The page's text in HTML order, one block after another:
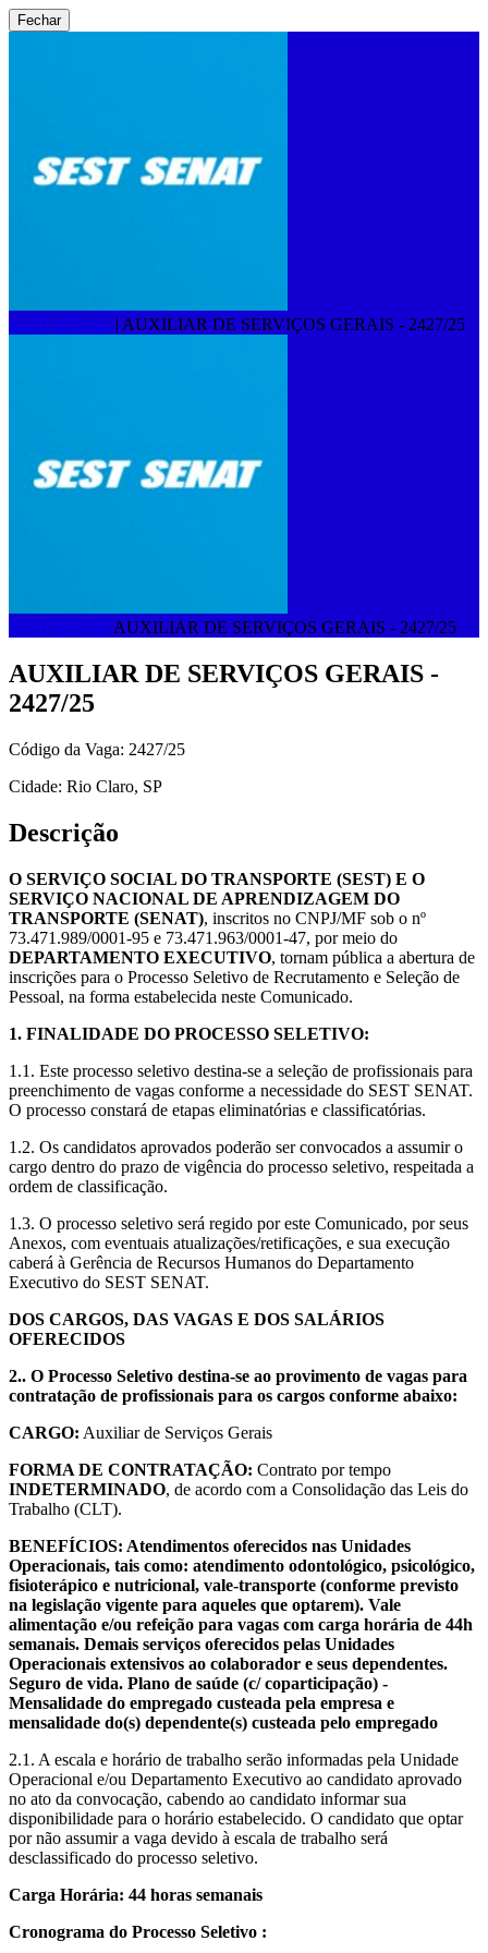
Fechar
SEST SENAT | AUXILIAR DE SERVIÇOS GERAIS - 2427/25
SEST SENAT AUXILIAR DE SERVIÇOS GERAIS - 2427/25
AUXILIAR DE SERVIÇOS GERAIS -
2427/25
Código da Vaga: 2427/25
Cidade: Rio Claro, SP
Descrição
O SERVIÇO SOCIAL DO TRANSPORTE (SEST) E O
SERVIÇO NACIONAL DE APRENDIZAGEM DO
TRANSPORTE (SENAT), inscritos no CNPJ/MF sob o nº
73.471.989/0001-95 e 73.471.963/0001-47, por meio do
DEPARTAMENTO EXECUTIVO, tornam pública a abertura de
inscrições para o Processo Seletivo de Recrutamento e Seleção de
Pessoal, na forma estabelecida neste Comunicado.
1. FINALIDADE DO PROCESSO SELETIVO:
1.1. Este processo seletivo destina-se a seleção de profissionais para
preenchimento de vagas conforme a necessidade do SEST SENAT.
O processo constará de etapas eliminatórias e classificatórias.
1.2. Os candidatos aprovados poderão ser convocados a assumir o
cargo dentro do prazo de vigência do processo seletivo, respeitada a
ordem de classificação.
1.3. O processo seletivo será regido por este Comunicado, por seus
Anexos, com eventuais atualizações/retificações, e sua execução
caberá à Gerência de Recursos Humanos do Departamento
Executivo do SEST SENAT.
DOS CARGOS, DAS VAGAS E DOS SALÁRIOS
OFERECIDOS
2.. O Processo Seletivo destina-se ao provimento de vagas para
contratação de profissionais para os cargos conforme abaixo:
CARGO: Auxiliar de Serviços Gerais
FORMA DE CONTRATAÇÃO: Contrato por tempo
INDETERMINADO, de acordo com a Consolidação das Leis do
Trabalho (CLT).
BENEFÍCIOS: Atendimentos oferecidos nas Unidades
Operacionais, tais como: atendimento odontológico, psicológico,
fisioterápico e nutricional, vale-transporte (conforme previsto
na legislação vigente para aqueles que optarem). Vale
alimentação e/ou refeição para vagas com carga horária de 44h
semanais. Demais serviços oferecidos pelas Unidades
Operacionais extensivos ao colaborador e seus dependentes.
Seguro de vida. Plano de saúde (c/ coparticipação) -
Mensalidade do empregado custeada pela empresa e
mensalidade do(s) dependente(s) custeada pelo empregado
2.1. A escala e horário de trabalho serão informadas pela Unidade
Operacional e/ou Departamento Executivo ao candidato aprovado
no ato da convocação, cabendo ao candidato informar sua
disponibilidade para o horário estabelecido. O candidato que optar
por não assumir a vaga devido à escala de trabalho será
desclassificado do processo seletivo.
Carga Horária: 44 horas semanais
Cronograma do Processo Seletivo :